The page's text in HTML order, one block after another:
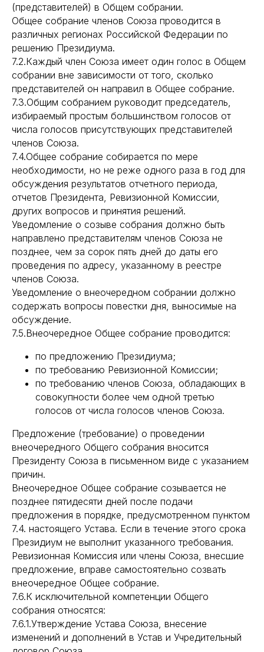
(представителей) в Общем собрании.
Общее собрание членов Союза проводится в
различных регионах Российской Федерации по
решению Президиума.
7.2.Каждый член Союза имеет один голос в Общем
собрании вне зависимости от того, сколько
представителей он направил в Общее собрание.
7.3.Общим собранием руководит председатель,
избираемый простым большинством голосов от
числа голосов присутствующих представителей
членов Союза.
7.4.Общее собрание собирается по мере
необходимости, но не реже одного раза в год для
обсуждения результатов отчетного периода,
отчетов Президента, Ревизионной Комиссии,
других вопросов и принятия решений.
Уведомление о созыве собрания должно быть
направлено представителям членов Союза не
позднее, чем за сорок пять дней до даты его
проведения по адресу, указанному в реестре
членов Союза.
Уведомление о внеочередном собрании должно
содержать вопросы повестки дня, выносимые на
обсуждение.
7.5.Внеочередное Общее собрание проводится:
по предложению Президиума;
по требованию Ревизионной Комиссии;
по требованию членов Союза, обладающих в
совокупности более чем одной третью
голосов от числа голосов членов Союза.
Предложение (требование) о проведении
внеочередного Общего собрания вносится
Президенту Союза в письменном виде с указанием
причин.
Внеочередное Общее собрание созывается не
позднее пятидесяти дней после подачи
предложения в порядке, предусмотренном пунктом
7.4. настоящего Устава. Если в течение этого срока
Президиум не выполнит указанного требования.
Ревизионная Комиссия или члены Союза, внесшие
предложение, вправе самостоятельно созвать
внеочередное Общее собрание.
7.6.К исключительной компетенции Общего
собрания относятся:
7.6.1.Утверждение Устава Союза, внесение
изменений и дополнений в Устав и Учредительный